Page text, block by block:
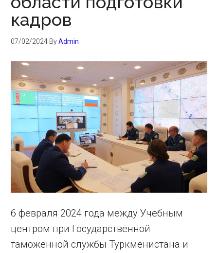
кадров
07/02/2024 ByAdmin
6 февраля 2024 года между Учебным
центром при Государственной
таможенной службы Туркменистана и